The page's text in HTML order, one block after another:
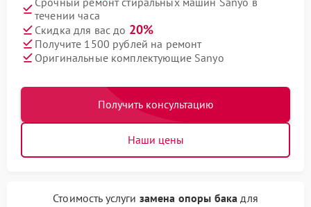
течении часа
Скидка для вас до 20%
Получите 1500 рублей на ремонт
Оригинальные комплектующие Sanyo
Получить консультацию
Наши цены
Стоимость услуги замена опоры бака для